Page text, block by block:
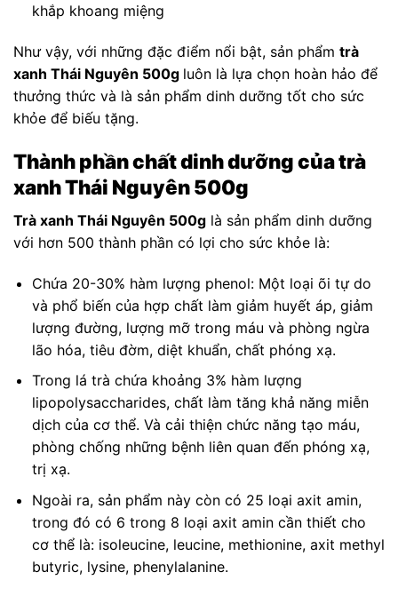
khắp khoang miệng
Như vậy, với những đặc điểm nổi bật, sản phẩm trà
xanh Thái Nguyên 500g luôn là lựa chọn hoàn hảo để
thưởng thức và là sản phẩm dinh dưỡng tốt cho sức
khỏe để biếu tặng.
Thành phần chất dinh dưỡng của trà
xanh Thái Nguyên 500g
Trà xanh Thái Nguyên 500g là sản phẩm dinh dưỡng
với hơn 500 thành phần có lợi cho sức khỏe là:
Chứa 20-30% hàm lượng phenol: Một loại õi tự do
và phổ biến của hợp chất làm giảm huyết áp, giảm
lượng đường, lượng mỡ trong máu và phòng ngừa
lão hóa, tiêu đờm, diệt khuẩn, chất phóng xạ.
Trong lá trà chứa khoảng 3% hàm lượng
lipopolysaccharides, chất làm tăng khả năng miễn
dịch của cơ thể. Và cải thiện chức năng tạo máu,
phòng chống những bệnh liên quan đến phóng xạ,
trị xạ.
Ngoài ra, sản phẩm này còn có 25 loại axit amin,
trong đó có 6 trong 8 loại axit amin cần thiết cho
cơ thể là: isoleucine, leucine, methionine, axit methyl
butyric, lysine, phenylalanine.